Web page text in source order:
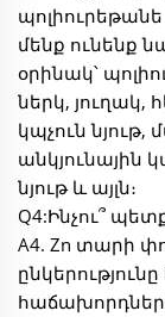
մենք ունենք
օրինակ՝
ներկ, յուղակ,
կպչուն նյութ,
անկյունային
նյութ և այլն։
Q4:Ինչու՞
A4. Zn տարի